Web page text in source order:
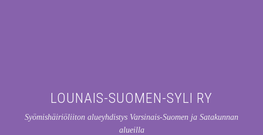
LOUNAIS-SUOMEN-SYLI RY
Syömishäiriöliiton alueyhdistys Varsinais-Suomen ja Satakunnan
alueilla